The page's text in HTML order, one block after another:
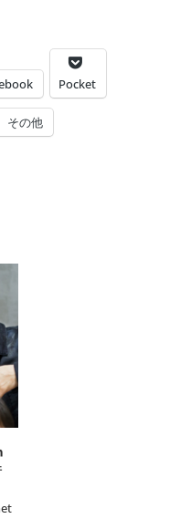
Pocket
その他